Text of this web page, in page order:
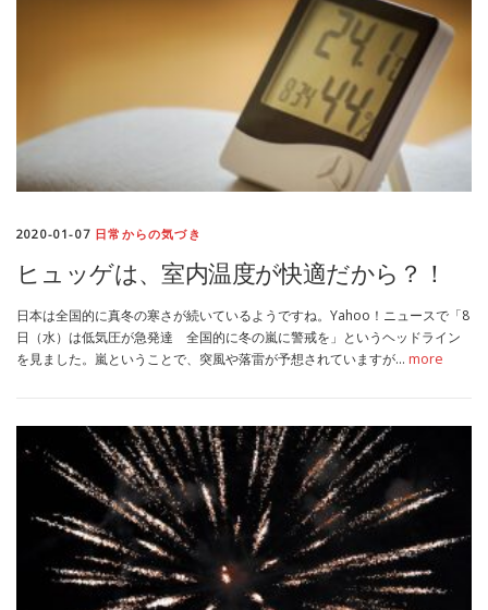
2020-01-07 日常からの気づき
ヒュッゲは、室内温度が快適だから？！
日本は全国的に真冬の寒さが続いているようですね。Yahoo！ニュースで「8
日（水）は低気圧が急発達 全国的に冬の嵐に警戒を」というヘッドライン
を見ました。嵐ということで、突風や落雷が予想されていますが… more